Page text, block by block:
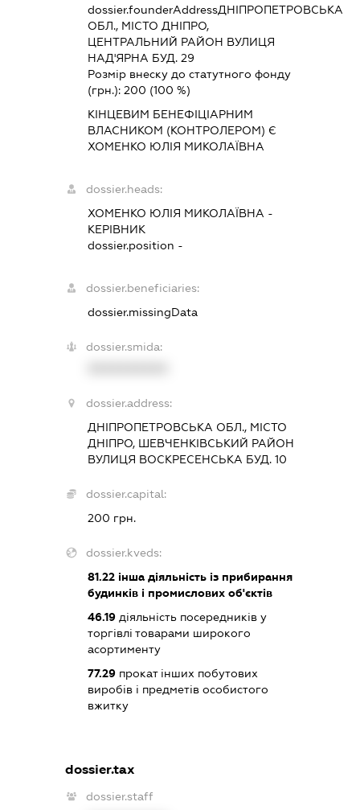
dossier.founderAddressДНІПРОПЕТРОВСЬКА
ОБЛ., МІСТО ДНІПРО,
ЦЕНТРАЛЬНИЙ РАЙОН ВУЛИЦЯ
НАД'ЯРНА БУД. 29
Розмір внеску до статутного фонду
(грн.):200 (100 %)
КІНЦЕВИМ БЕНЕФІЦІАРНИМ
ВЛАСНИКОМ (КОНТРОЛЕРОМ) Є
ХОМЕНКО ЮЛІЯ МИКОЛАЇВНА
dossier.heads:
ХОМЕНКО ЮЛІЯ МИКОЛАЇВНА -
КЕРІВНИК
dossier.position -
dossier.beneficiaries:
dossier.missingData
dossier.smida:
dossier.address:
ДНІПРОПЕТРОВСЬКА ОБЛ., МІСТО
ДНІПРО, ШЕВЧЕНКІВСЬКИЙ РАЙОН
ВУЛИЦЯ ВОСКРЕСЕНСЬКА БУД. 10
dossier.capital:
200 грн.
dossier.kveds:
81.22 інша діяльність із прибирання
будинків і промислових об'єктів
46.19 діяльність посередників у
торгівлі товарами широкого
асортименту
77.29 прокат інших побутових
виробів і предметів особистого
вжитку
dossier.tax
dossier.staff